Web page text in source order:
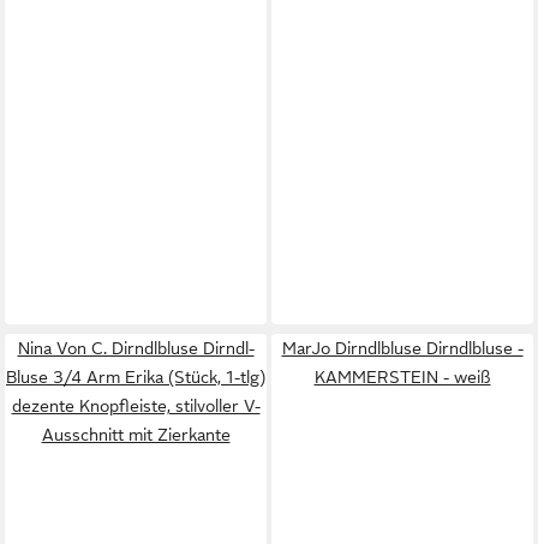
Nina Von C. Dirndlbluse Dirndl-
Bluse 3/4 Arm Erika (Stück, 1-tlg)
dezente Knopfleiste, stilvoller V-
Ausschnitt mit Zierkante
MarJo Dirndlbluse Dirndlbluse -
KAMMERSTEIN - weiß